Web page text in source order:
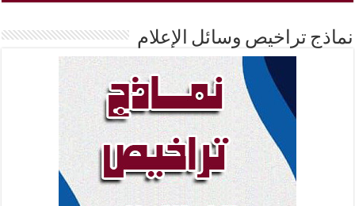
نماذج تراخيص وسائل الإعلام